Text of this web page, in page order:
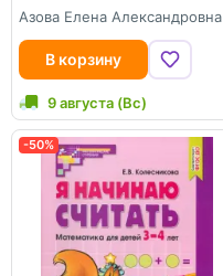
Азова Елена Александровна
В корзину
9 августа (Вс)
-50%